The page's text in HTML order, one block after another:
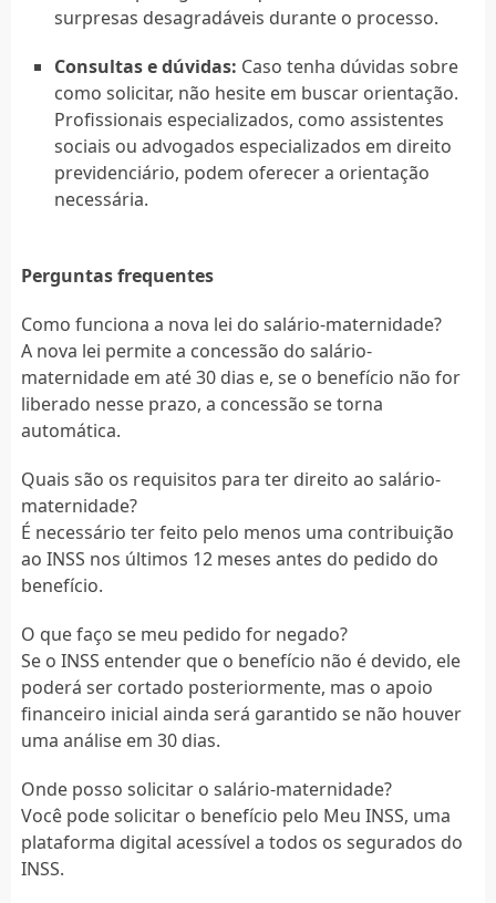
surpresas desagradáveis durante o processo.
Consultas e dúvidas: Caso tenha dúvidas sobre
como solicitar, não hesite em buscar orientação.
Profissionais especializados, como assistentes
sociais ou advogados especializados em direito
previdenciário, podem oferecer a orientação
necessária.
Perguntas frequentes
Como funciona a nova lei do salário-maternidade?
A nova lei permite a concessão do salário-
maternidade em até 30 dias e, se o benefício não for
liberado nesse prazo, a concessão se torna
automática.
Quais são os requisitos para ter direito ao salário-
maternidade?
É necessário ter feito pelo menos uma contribuição
ao INSS nos últimos 12 meses antes do pedido do
benefício.
O que faço se meu pedido for negado?
Se o INSS entender que o benefício não é devido, ele
poderá ser cortado posteriormente, mas o apoio
financeiro inicial ainda será garantido se não houver
uma análise em 30 dias.
Onde posso solicitar o salário-maternidade?
Você pode solicitar o benefício pelo Meu INSS, uma
plataforma digital acessível a todos os segurados do
INSS.